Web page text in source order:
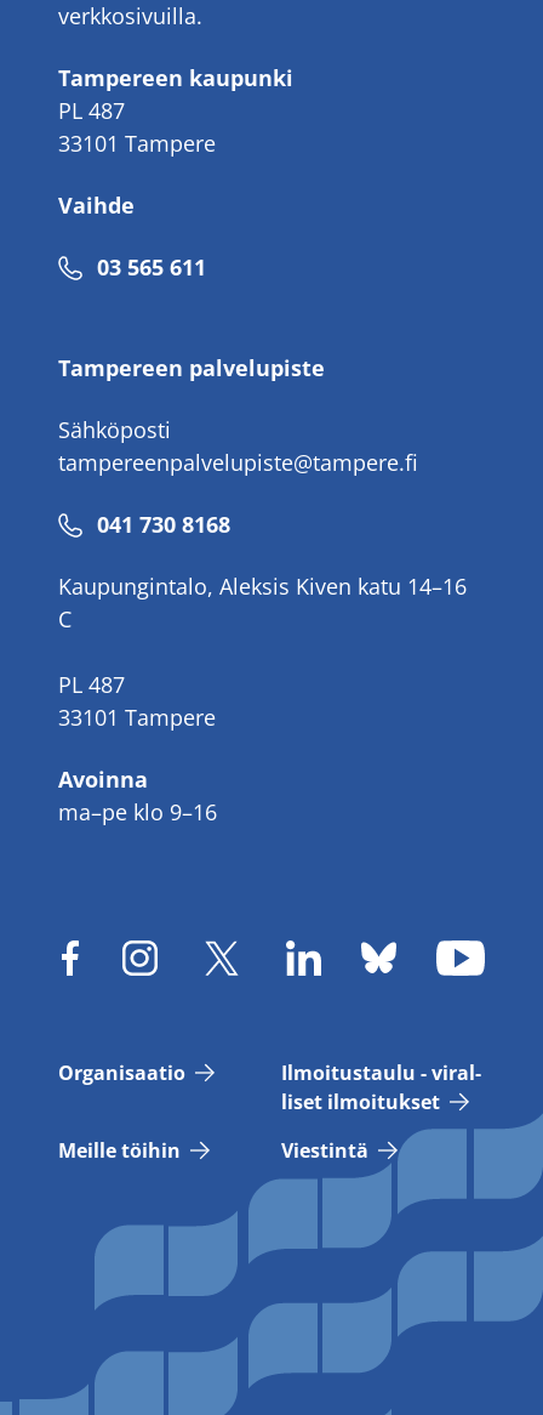
verkkosivuilla.
Tampereen kaupunki
PL 487
33101 Tampere
Vaihde
Puhelinnumero
03 565 611
Tampereen palvelupiste
Sähköposti
tampereenpalvelupiste@tampere.fi
Puhelinnumero
041 730 8168
Kaupungintalo, Aleksis Kiven katu 14–16
C
PL 487
33101 Tampere
Avoinna
ma–pe klo 9–16
Or­ga­ni­saa­tio
Il­moi­tus­tau­lu - vi­ral­
li­set il­moi­tuk­set
Meil­le töi­hin
Vies­tin­tä